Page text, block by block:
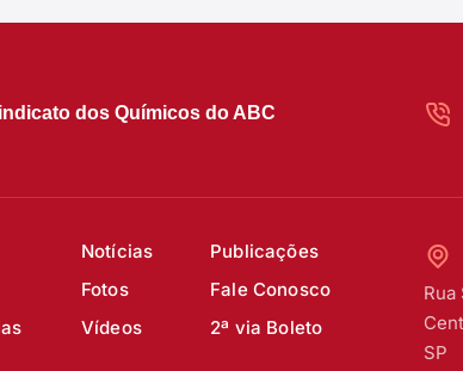
dos Químicos do ABC
Notícias
Publicações
Fotos
Fale Conosco
Vídeos
2ª via Boleto
Rua
SP